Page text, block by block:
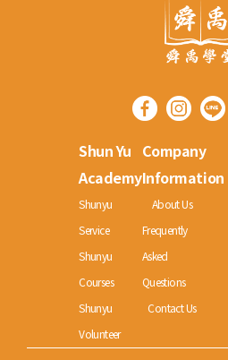
Shun Yu
Academy
Shunyu
Service
Shunyu
Courses
Shunyu
Volunteer
Company
Information
About Us
Frequently
Asked
Questions
Contact Us